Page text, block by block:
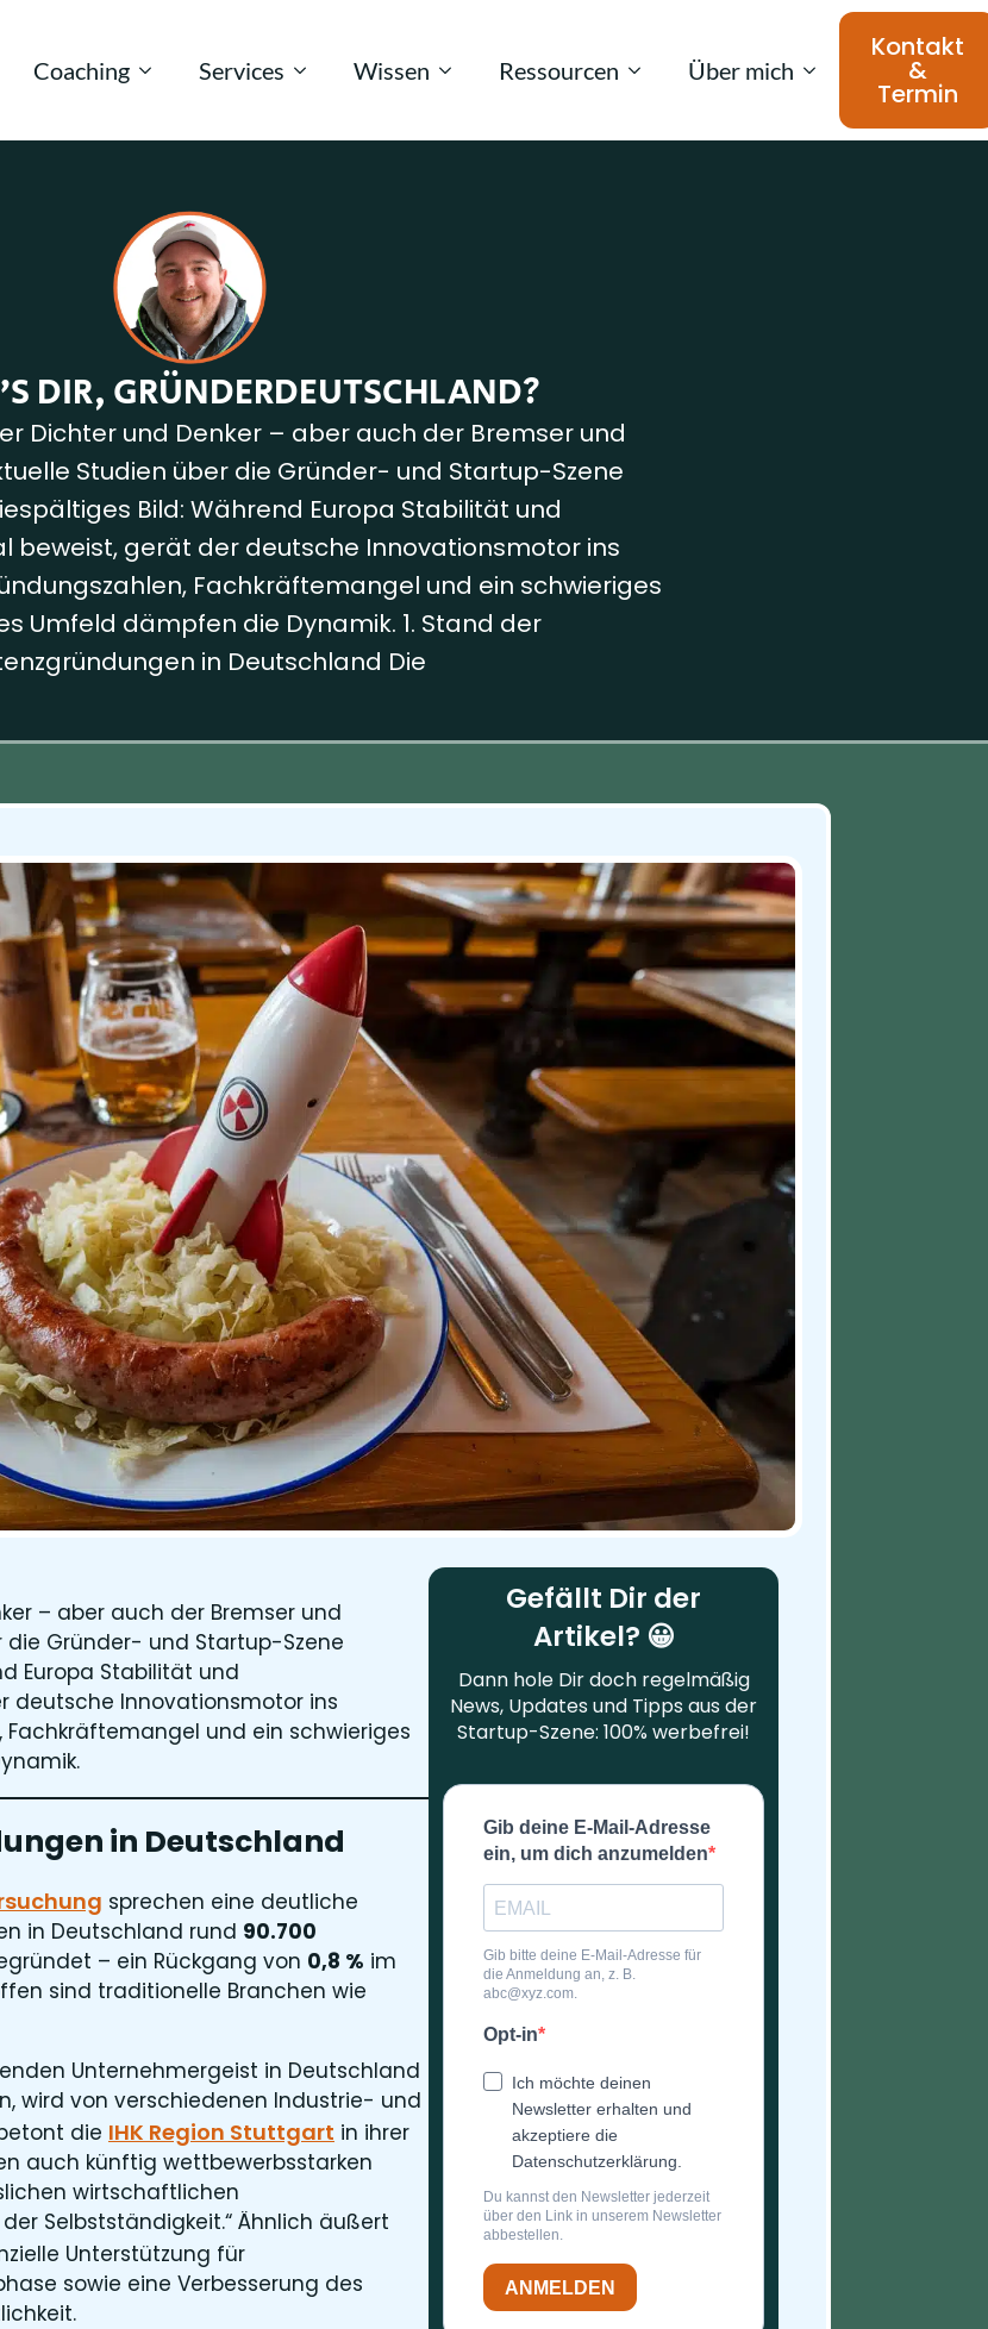
Coaching Services Wissen Ressourcen Über mich
Kontakt
&
Termin
DIR, GRÜNDERDEUTSCHLAND?
Dichter und Denker – aber auch der Bremser und
Studien über die Gründer- und Startup-Szene
Bild: Während Europa Stabilität und
beweist, gerät der deutsche Innovationsmotor ins
Fachkräftemangel und ein schwieriges
Umfeld dämpfen die Dynamik. 1. Stand der
in Deutschland Die
– aber auch der Bremser und
die Gründer- und Startup-Szene
Europa Stabilität und
deutsche Innovationsmotor ins
Fachkräftemangel und ein schwieriges
in Deutschland
sprechen eine deutliche
in Deutschland rund 90.700
– ein Rückgang von 0,8 % im
sind traditionelle Branchen wie
Unternehmergeist in Deutschland
wird von verschiedenen Industrie- und
die IHK Region Stuttgart in ihrer
auch künftig wettbewerbsstarken
wirtschaftlichen
Selbstständigkeit.“ Ähnlich äußert
Unterstützung für
sowie eine Verbesserung des
Gefällt Dir der
Artikel? 😀
Dann hole Dir doch regelmäßig
News, Updates und Tipps aus der
Startup-Szene: 100% werbefrei!
Gib deine E-Mail-Adresse
ein, um dich anzumelden
Gib bitte deine E-Mail-Adresse für
die Anmeldung an, z. B.
abc@xyz.com.
Opt-in
Ich möchte deinen
Newsletter erhalten und
akzeptiere die
Datenschutzerklärung.
Du kannst den Newsletter jederzeit
über den Link in unserem Newsletter
abbestellen.
ANMELDEN